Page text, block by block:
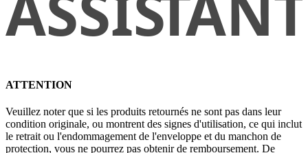
ATTENTION
Veuillez noter que si les produits retournés ne sont pas dans leur
condition originale, ou montrent des signes d'utilisation, ce qui inclut
le retrait ou l'endommagement de l'enveloppe et du manchon de
protection, vous ne pourrez pas obtenir de remboursement. De